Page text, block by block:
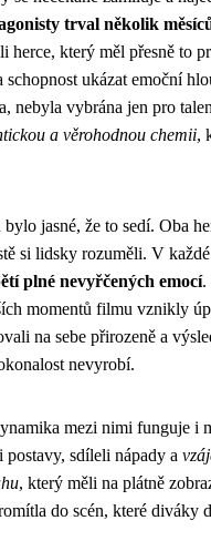
trval několik
herce, který měl přesně to
ukázat emoční
nebyla vybrána jen pro
a věrohodnou chemii,
jasné, že to sedí. Oba
si lidsky rozuměli. V každé
plné nevyřčených emocí.
momentů filmu vznikly
na sebe přirozeně a
nevyrobí.
mezi nimi funguje i
sdíleli nápady a
, který měli na plátně
do scén, které diváky